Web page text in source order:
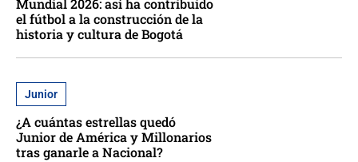
Mundial 2026: así ha contribuido
el fútbol a la construcción de la
historia y cultura de Bogotá
Junior
¿A cuántas estrellas quedó
Junior de América y Millonarios
tras ganarle a Nacional?